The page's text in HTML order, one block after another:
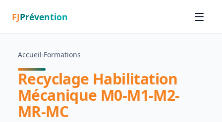
FJPrévention
Accueil›Formations
Recyclage Habilitation
Mécanique M0-M1-M2-
MR-MC